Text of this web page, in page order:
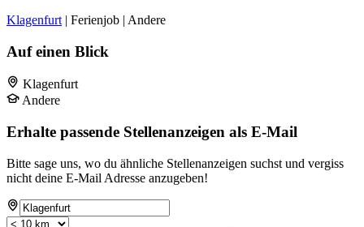
Klagenfurt | Ferienjob | Andere
Auf einen Blick
Klagenfurt
Andere
Erhalte passende Stellenanzeigen als E-Mail
Bitte sage uns, wo du ähnliche Stellenanzeigen suchst und vergiss
nicht deine E-Mail Adresse anzugeben!